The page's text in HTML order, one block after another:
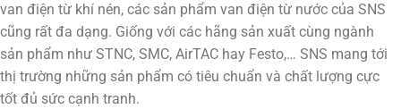
van điện từ khí nén, các sản phẩm van điện từ nước của SNS
cũng rất đa dạng. Giống với các hãng sản xuất cùng ngành
sản phẩm như STNC, SMC, AirTAC hay Festo,… SNS mang tới
thị trường những sản phẩm có tiêu chuẩn và chất lượng cực
tốt đủ sức cạnh tranh.